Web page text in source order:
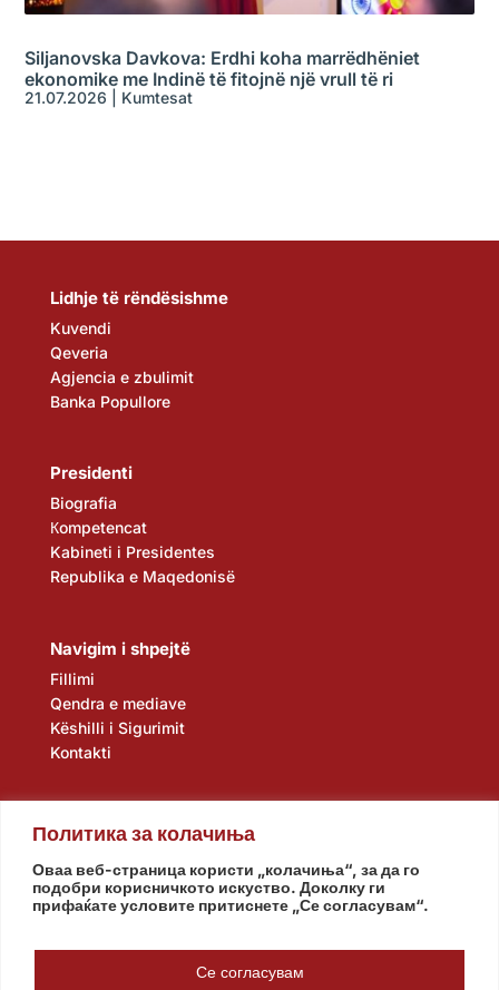
Политика за колачиња
Оваа веб-страница користи „колачиња“, за да го
подобри корисничкото искуство. Доколку ги
прифаќате условите притиснете „Се согласувам“.
Се согласувам
Siljanovska Davkova: Erdhi koha marrëdhëniet
ekonomike me Indinë të fitojnë një vrull të ri
21.07.2026 Kumtesat
Lidhje të rëndësishme
Kuvendi
Qeveria
Agjencia e zbulimit
Banka Popullore
Presidenti
Biografia
Кompetencat
Kabineti i Presidentes
Republika e Maqedonisë
Navigim i shpejtë
Fillimi
Qendra e mediave
Këshilli i Sigurimit
Kontakti